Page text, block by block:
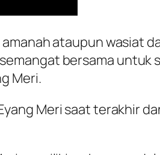
ataupun wasiat
bersama
Meri.
Meri saat terakhir